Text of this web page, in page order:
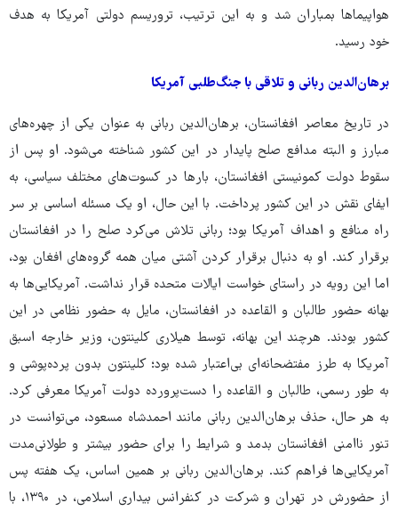
هواپیماها بمباران شد و به این ترتیب، تروریسم دولتی آمریکا به هدف
خود رسید.
برهان‌الدین ربانی و تلاقی با جنگ‌طلبی آمریکا
در تاریخ معاصر افغانستان، برهان‌الدین ربانی به عنوان یکی از چهره‌های
مبارز و البته مدافع صلح پایدار در این کشور شناخته می‌شود. او پس از
سقوط دولت کمونیستی افغانستان، بارها در کسوت‌های مختلف سیاسی، به
ایفای نقش در این کشور پرداخت. با این حال، او یک مسئله اساسی بر سر
راه منافع و اهداف آمریکا بود؛ ربانی تلاش می‌کرد صلح را در افغانستان
برقرار کند. او به دنبال برقرار کردن آشتی میان همه گروه‌های افغان بود،
اما این رویه در راستای خواست ایالات متحده قرار نداشت. آمریکایی‌ها به
بهانه حضور طالبان و القاعده در افغانستان، مایل به حضور نظامی در این
کشور بودند. هرچند این بهانه، توسط هیلاری کلینتون، وزیر خارجه اسبق
آمریکا به طرز مفتضحانه‌ای بی‌اعتبار شده بود؛ کلینتون بدون پرده‌پوشی و
به طور رسمی، طالبان و القاعده را دست‌پرورده دولت آمریکا معرفی کرد.
به هر حال، حذف برهان‌الدین ربانی مانند احمدشاه مسعود، می‌توانست در
تنور ناامنی افغانستان بدمد و شرایط را برای حضور بیشتر و طولانی‌مدت
آمریکایی‌ها فراهم کند. برهان‌الدین ربانی بر همین اساس، یک هفته پس
از حضورش در تهران و شرکت در کنفرانس بیداری اسلامی، در ۱۳۹۰، با